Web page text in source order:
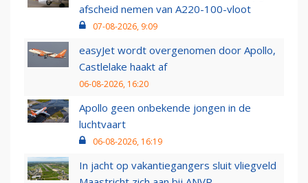
afscheid nemen van A220-100-vloot
07-08-2026, 9:09
easyJet wordt overgenomen door Apollo,
Castlelake haakt af
06-08-2026, 16:20
Apollo geen onbekende jongen in de
luchtvaart
06-08-2026, 16:19
In jacht op vakantiegangers sluit vliegveld